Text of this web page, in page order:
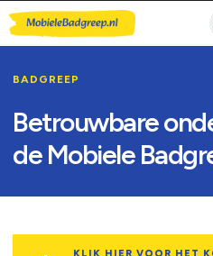
BADGREEP
Betrouwbare
de Mobiele